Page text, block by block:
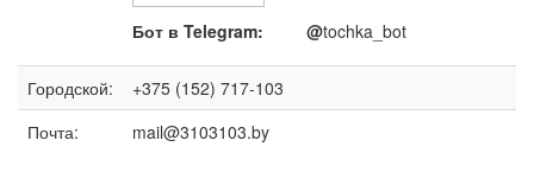
Бот в Telegram: @tochka_bot
Городской:
+375 (152) 717-103
Почта:
mail@3103103.by